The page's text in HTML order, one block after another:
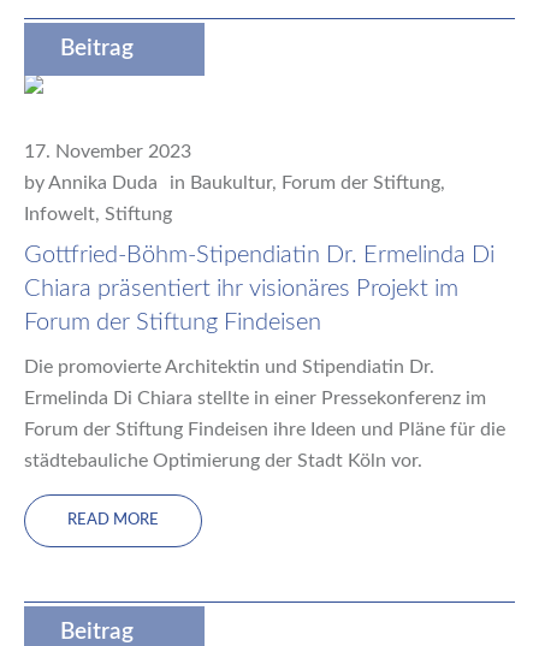
Beitrag
17. November 2023
byAnnika Duda in Baukultur, Forum der Stiftung,
Infowelt, Stiftung
Gottfried-Böhm-Stipendiatin Dr. Ermelinda Di
Chiara präsentiert ihr visionäres Projekt im
Forum der Stiftung Findeisen
Die promovierte Architektin und Stipendiatin Dr.
Ermelinda Di Chiara stellte in einer Pressekonferenz im
Forum der Stiftung Findeisen ihre Ideen und Pläne für die
städtebauliche Optimierung der Stadt Köln vor.
READ MORE
Beitrag